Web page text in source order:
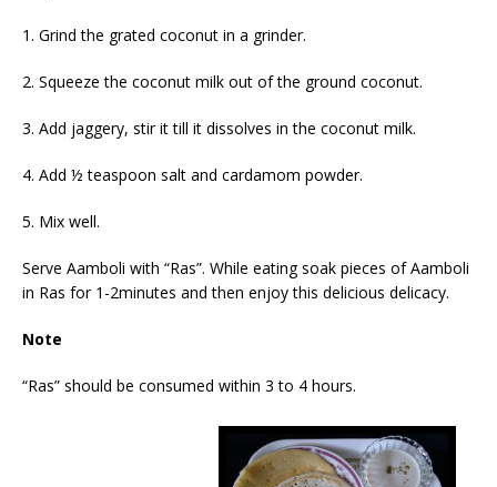
1. Grind the grated coconut in a grinder.
2. Squeeze the coconut milk out of the ground coconut.
3. Add jaggery, stir it till it dissolves in the coconut milk.
4. Add ½ teaspoon salt and cardamom powder.
5. Mix well.
Serve Aamboli with “Ras”. While eating soak pieces of Aamboli
in Ras for 1-2minutes and then enjoy this delicious delicacy.
Note
“Ras” should be consumed within 3 to 4 hours.